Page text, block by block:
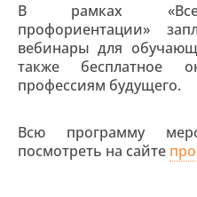
В рамках
профориентации»
вебинары для
также бесплатное
профессиям будущего.
Всю программу
посмотреть на сайте